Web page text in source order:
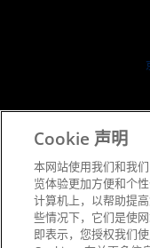
Cookie 声明
本网站使用我们和我
览体验更加方便和个
计算机上，以帮助提
些情况下，它们是使
即表示，您授权我们